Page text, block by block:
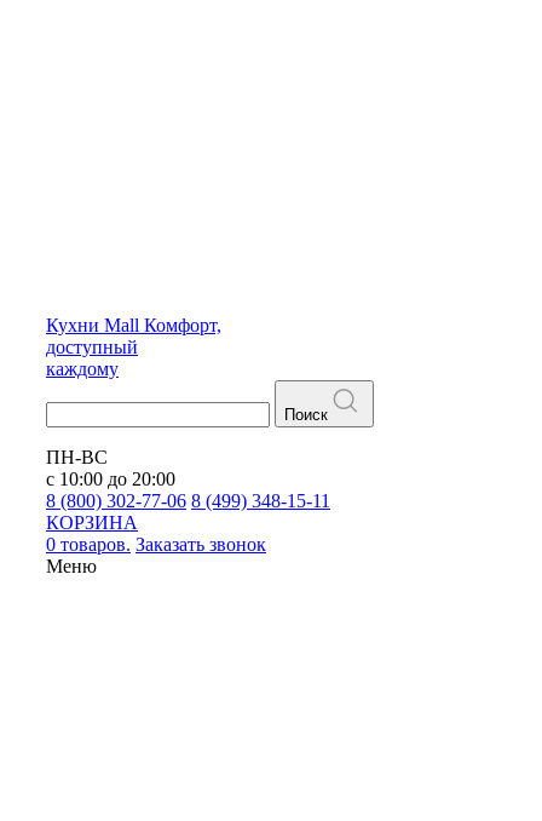
Кухни Mall Комфорт,
доступный
каждому
Поиск
ПН-ВС
с 10:00 до 20:00
8 (800) 302-77-06 8 (499) 348-15-11
КОРЗИНА
0 товаров. Заказать звонок
Меню